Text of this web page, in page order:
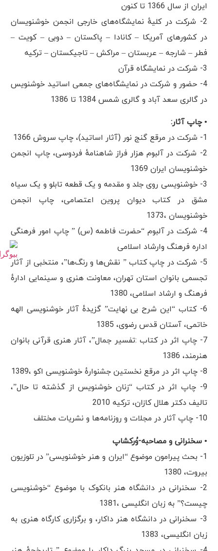
ایران از سال 1366 تا کنون
2- شرکت در کلیهٔ نمایشگاه‌های خارجی انجمن خوشنویسان
در کشور‌های آمریکا – کانادا – پاکستان – دوبی – کویت –
فطر – شارجه – عربستان – مراکش – تاجیکستان – ترکیه
3- شرکت در نمایشگاه قرآن
4- حضور و شرکت در نمایشگاه‌های جمعی اساتید خوشنویس
در گالری سعد آباد و گالری شمس 1384 تا 1386
• چاپ آثار:
1- شرکت در مرقع گنج نور (آثار اساتید)، چاپ سروش 1366
2- شرکت در آلبوم هزار فراز شاهنامهٔ فردوسی، چاپ انجمن
خوشنویسان ایران 1369
3- خوشنویسی روی جلد و مقدمه و یک قطعه تابلو و یک سیاه
مشق در کتاب دیوان پروین اعتصامی، چاپ انجمن
خوشنویسان ،1373
4- شرکت در آلبوم “حضرت فاطمه (س) ” چاپ امور فرهنگی
اداره فرهنگ وارشاد اسلامی
5- شرکت در چاپ کتاب ” نقش‌ها و رنگ‌ها”، منتخبی از آثار
تجسمی بانوان استان تهران، معاونت هنری و سینمایی ادارهٔ
فرهنگ و ارشاد اسلامی، 1380
6- کتاب “این شرح بی نهایت” گزیدهٔ آثار خوشنویسی الهه
خاتمی، آستان قدس رضوی، 1385
7- چاپ اثر در کتاب :تفسیر جمال”، آثار هنری قرآنی بانوان
هنرمند، 1386
8- چاپ اثر در مرقع نخستین جشنوارهٔ خوشنویسی اکو ،1389
9- چاپ اثر در کتاب “زنان خوشنویس از گذشته تا حال”،
تالیف دکتر هلال کازان، ترکیه 2010
10- چاپ آثار در مجلات و روزنامه‌ها و نشریات مختلف
• سخنرانی و مصاحبه-وُرکشاپ
1- بحث پیرامون موضوع “ایران و هنر خوشنویسی” در تلوزیون
بیروت، 1380
2- سخنرانی در دانشگاه هنر بانکوک با موضوع “خوشنویسی
چیست؟” به زبان انگلیسی ،1381
3- سخنرانی در دانشگاه هنر داکار، و برگزاری کارگاه هنری به
زبان انگلیسی، 1383